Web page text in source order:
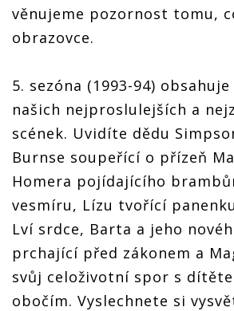
věnujeme pozornost tomu,
obrazovce.
5. sezóna (1993-94)
našich nejproslulejších a
scének. Uvidíte dědu
Burnse soupeřící o přízeň
Homera pojídajícího
vesmíru, Lízu tvořící
Lví srdce, Barta a jeho
prchající před zákonem a
svůj celoživotní spor s
obočím. Vyslechnete si